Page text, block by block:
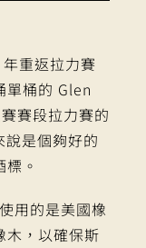
重返拉力賽
單桶的 Glen
賽段拉力賽的
是個夠好的
。
用的是美國橡
木，以確保斯